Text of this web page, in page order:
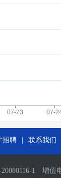
招聘 联系我们
1 增值